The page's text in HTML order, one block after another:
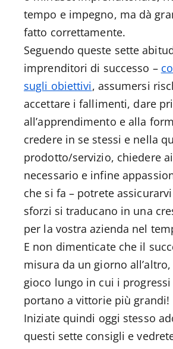
tempo e impegno, ma dà
fatto correttamente.
Seguendo queste sette
imprenditori di successo –
sugli obiettivi, assumersi
accettare i fallimenti, dare
all’apprendimento e alla
credere in se stessi e nella
prodotto/servizio, chiedere
necessario e infine
che si fa – potrete
sforzi si traducano in una
per la vostra azienda nel
E non dimenticate che il
misura da un giorno
gioco lungo in cui i
portano a vittorie più grandi!
Iniziate quindi oggi stesso
questi sette consigli e